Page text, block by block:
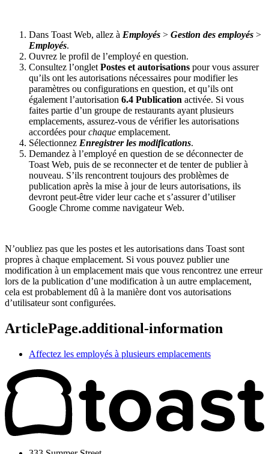
Dans Toast Web, allez à Employés > Gestion des employés >
Employés.
Ouvrez le profil de l’employé en question.
Consultez l’onglet Postes et autorisations pour vous assurer
qu’ils ont les autorisations nécessaires pour modifier les
paramètres ou configurations en question, et qu’ils ont
également l’autorisation 6.4 Publication activée. Si vous
faites partie d’un groupe de restaurants ayant plusieurs
emplacements, assurez-vous de vérifier les autorisations
accordées pourchaque emplacement.
Sélectionnez Enregistrer les modifications.
Demandez à l’employé en question de se déconnecter de
Toast Web, puis de se reconnecter et de tenter de publier à
nouveau. S’ils rencontrent toujours des problèmes de
publication après la mise à jour de leurs autorisations, ils
devront peut-être vider leur cache et s’assurer d’utiliser
Google Chrome comme navigateur Web.
N’oubliez pas que les postes et les autorisations dans Toast sont
propres à chaque emplacement. Si vous pouvez publier une
modification à un emplacement mais que vous rencontrez une erreur
lors de la publication d’une modification à un autre emplacement,
cela est probablement dû à la manière dont vos autorisations
d’utilisateur sont configurées.
ArticlePage.additional-information
Affectez les employés à plusieurs emplacements